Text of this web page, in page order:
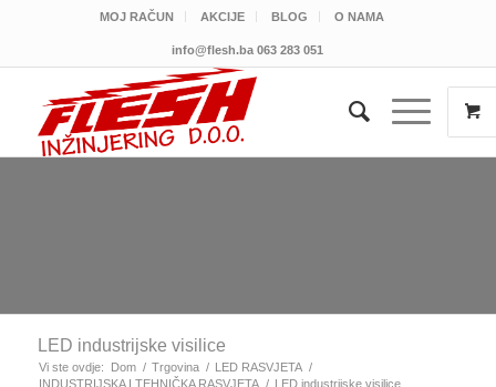
MOJ RAČUN AKCIJE BLOG O NAMA
info@flesh.ba 063 283 051
LED industrijske visilice
Vi ste ovdje: Dom / Trgovina / LED RASVJETA /
INDUSTRIJSKA I TEHNIČKA RASVJETA / LED industrijske visilice